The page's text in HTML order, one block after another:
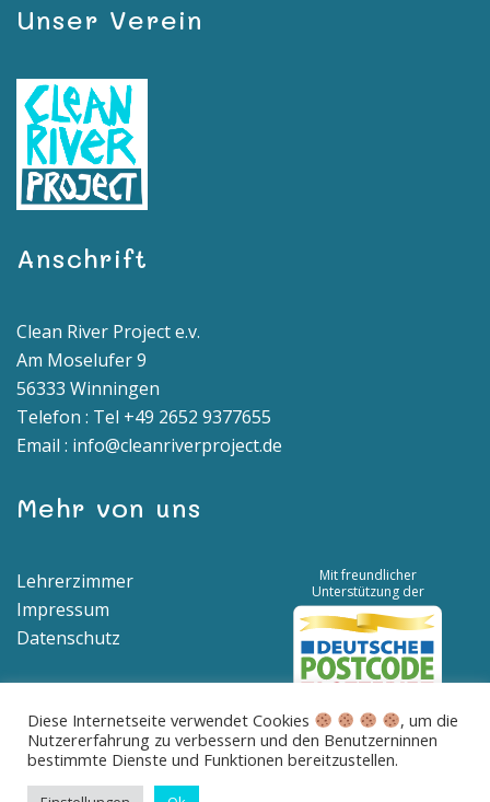
Unser Verein
Anschrift
Clean River Project e.v.
Am Moselufer 9
56333 Winningen
Telefon : Tel +49 2652 9377655
Email : info@cleanriverproject.de
Mehr von uns
Lehrerzimmer
Impressum
Datenschutz
Mit freundlicher
Unterstützung der
Spendenkonto | IBAN: DE04 5776 1591 8100 0538 00 | BIC:
Betreff: Spende für saubere Flüsse und Meere
Diese Internetseite verwendet Cookies
, um die
Nutzererfahrung zu verbessern und den Benutzerninnen
bestimmte Dienste und Funktionen bereitzustellen.